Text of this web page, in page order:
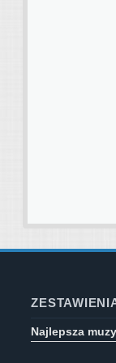
Najlepsza